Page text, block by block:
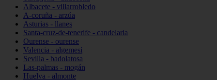
Albacete - villarrobledo
A-coruña - arzúa
Asturias - llanes
Santa-cruz-de-tenerife - candelaria
Ourense - ourense
Valencia - algemesí
Sevilla - badolatosa
Las-palmas - mogán
Huelva - almonte